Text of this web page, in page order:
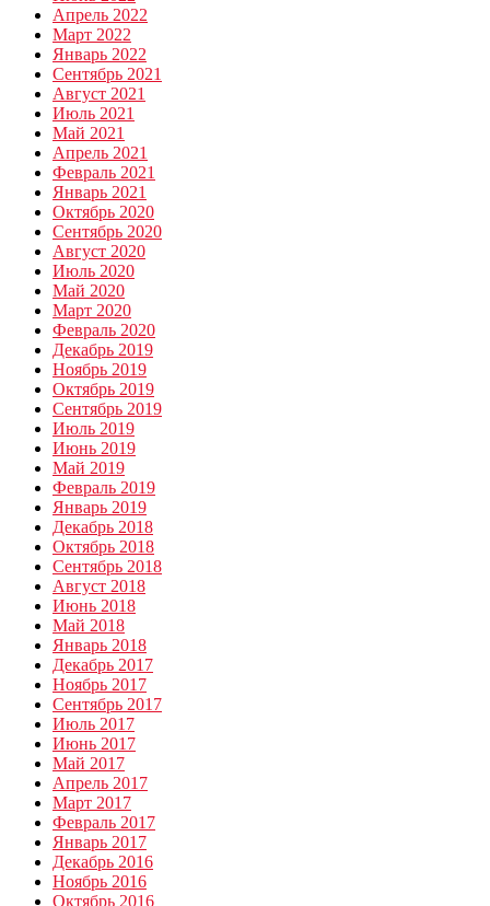
Апрель 2022
Март 2022
Январь 2022
Сентябрь 2021
Август 2021
Июль 2021
Май 2021
Апрель 2021
Февраль 2021
Январь 2021
Октябрь 2020
Сентябрь 2020
Август 2020
Июль 2020
Май 2020
Март 2020
Февраль 2020
Декабрь 2019
Ноябрь 2019
Октябрь 2019
Сентябрь 2019
Июль 2019
Июнь 2019
Май 2019
Февраль 2019
Январь 2019
Декабрь 2018
Октябрь 2018
Сентябрь 2018
Август 2018
Июнь 2018
Май 2018
Январь 2018
Декабрь 2017
Ноябрь 2017
Сентябрь 2017
Июль 2017
Июнь 2017
Май 2017
Апрель 2017
Март 2017
Февраль 2017
Январь 2017
Декабрь 2016
Ноябрь 2016
Октябрь 2016